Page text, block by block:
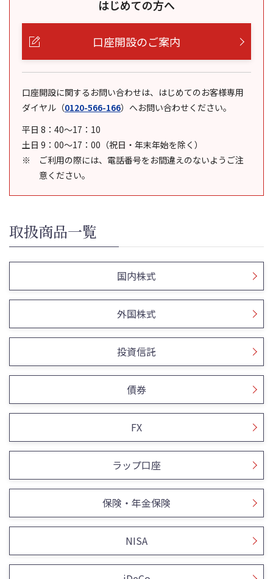
はじめての方へ
口座開設のご案内
口座開設に関するお問い合わせは、はじめてのお客様専用
ダイヤル （0120-566-166） へお問い合わせください。
平日 8：40～17：10
土日 9：00～17：00（祝日・年末年始を除く）
ご利用の際には、電話番号をお間違えのないようご注
意ください。
取扱商品一覧
国内株式
外国株式
投資信託
債券
FX
ラップ口座
保険・年金保険
NISA